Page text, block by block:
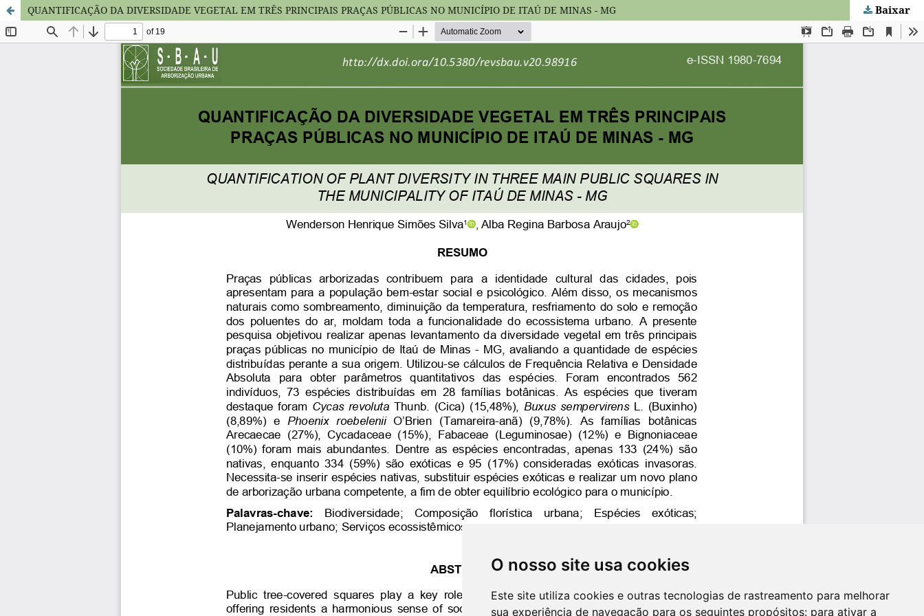
O nosso site usa cookies
Este site utiliza cookies e outras tecnologias de rastreamento para melhorar
sua experiência de navegação para os seguintes propósitos: para ativar a
QUANTIFICAÇÃO DA DIVERSIDADE VEGETAL EM TRÊS PRINCIPAIS PRAÇAS PÚBLICAS NO MUNICÍPIO DE ITAÚ DE MINAS - MG Baixar